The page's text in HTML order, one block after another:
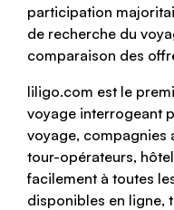
participation
de recherche du
comparaison des
liligo.com est le
voyage interrogeant
voyage, compagnies
tour-opérateurs,
facilement à toutes
disponibles en ligne,